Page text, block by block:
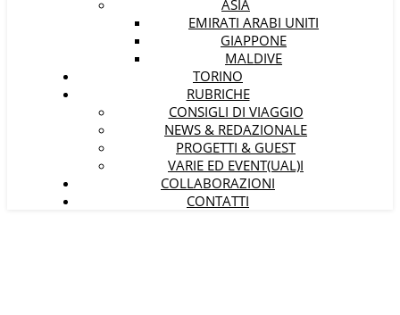
ASIA
EMIRATI ARABI UNITI
GIAPPONE
MALDIVE
TORINO
RUBRICHE
CONSIGLI DI VIAGGIO
NEWS & REDAZIONALE
PROGETTI & GUEST
VARIE ED EVENT(UAL)I
COLLABORAZIONI
CONTATTI